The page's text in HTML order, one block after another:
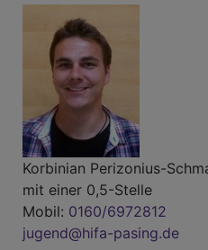
Korbinian Perizonius-
mit einer 0,5-Stelle
Mobil: 0160/6972812
jugend@hifa-pasing.de